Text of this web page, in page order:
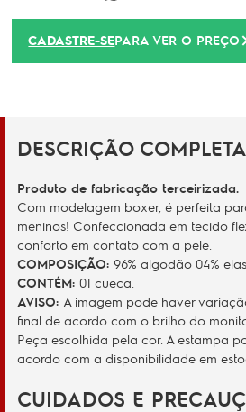
CADASTRE-SEPARA VER O PREÇO
DESCRIÇÃO COMPLETA
Produto de fabricação terceirizada.
Com modelagem boxer, é perfeita
meninos! Confeccionada em tecido
conforto em contato com a pele.
COMPOSIÇÃO: 96% algodão 04%
CONTÉM: 01 cueca.
AVISO: A imagem pode haver
final de acordo com o brilho do
Peça escolhida pela cor. A estampa
acordo com a disponibilidade em
CUIDADOS E